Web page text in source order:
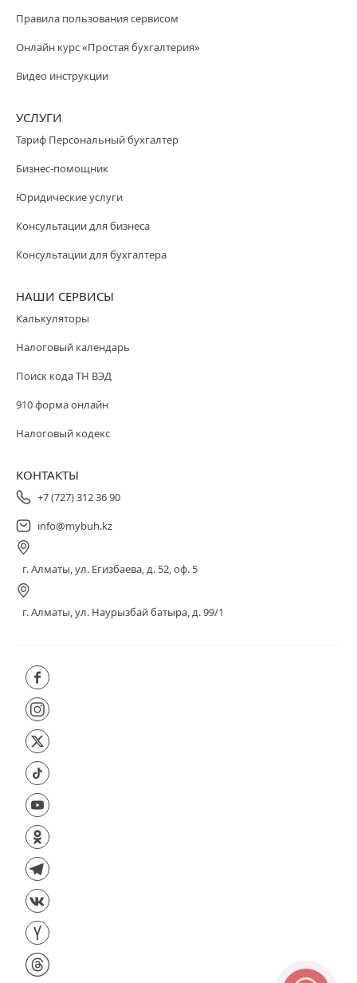
Правила пользования сервисом
Онлайн курс «Простая бухгалтерия»
Видео инструкции
УСЛУГИ
Тариф Персональный бухгалтер
Бизнес-помощник
Юридические услуги
Консультации для бизнеса
Консультации для бухгалтера
НАШИ СЕРВИСЫ
Калькуляторы
Налоговый календарь
Поиск кода ТН ВЭД
910 форма онлайн
Налоговый кодекс
КОНТАКТЫ
+7 (727) 312 36 90
info@mybuh.kz
г. Алматы, ул. Егизбаева, д. 52, оф. 5
г. Алматы, ул. Наурызбай батыра, д. 99/1